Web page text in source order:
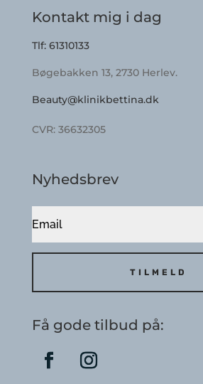
Kontakt mig i dag
Tlf: 61310133
Bøgebakken 13, 2730 Herlev.
Beauty@klinikbettina.dk
CVR: 36632305
Nyhedsbrev
TILMELD
Få gode tilbud på: